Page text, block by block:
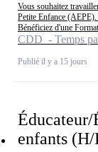
Vous souhaitez
Petite Enfance
Bénéficiez d'une
CDD - Temps
Publié il y a 15 jours
Éducateur/
enfants (H/